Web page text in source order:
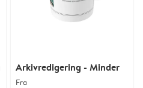
Arkivredigering - Minder
Fra